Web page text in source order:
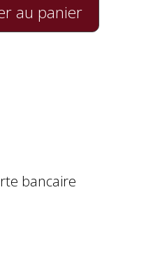
au panier
bancaire